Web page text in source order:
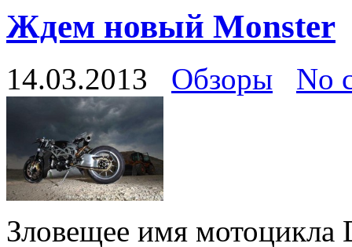
Ждем новый Monster
14.03.2013 Обзоры No
Зловещее имя мотоцикла